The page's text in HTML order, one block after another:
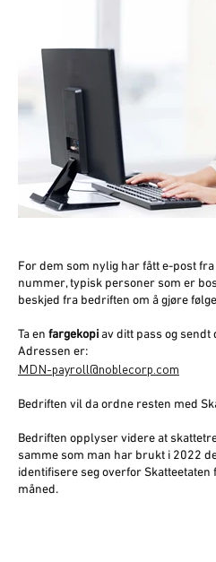
For dem som nylig har fått e-post
nummer, typisk personer som er
beskjed fra bedriften om å gjøre
Ta en fargekopiav ditt pass og
Adressen er:
MDN-payroll@noblecorp.com
Bedriften vil da ordne resten med
Bedriften opplyser videre at
samme som man har brukt i 2022
identifisere seg overfor
måned.